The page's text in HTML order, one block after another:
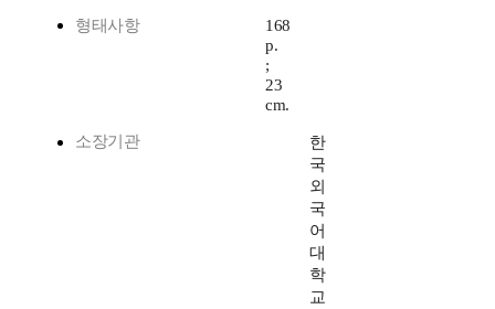
형태사항
168
p.
;
23
cm.
소장기관
한
국
외
국
어
대
학
교